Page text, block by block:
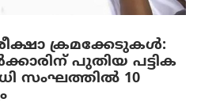
ക്രമക്കേടുകള്‍:
പുതിയ പട്ടിക
സംഘത്തിൽ 10